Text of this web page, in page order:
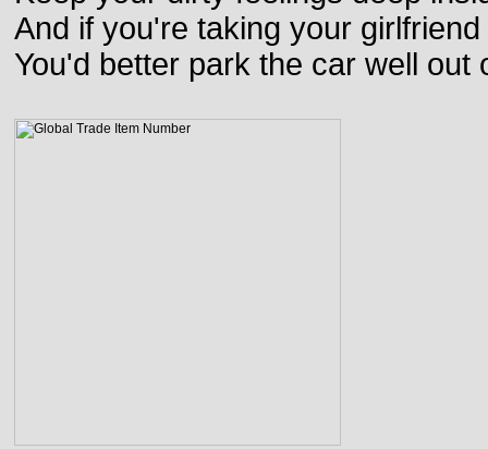
And if you're taking your
You'd better park the car well out